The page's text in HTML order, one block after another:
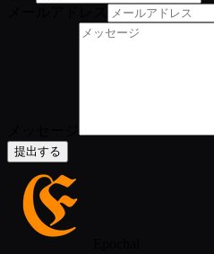
提出する